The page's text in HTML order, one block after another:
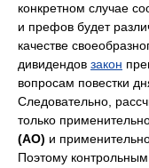
конкретном случае
и префов будет
качестве
дивидендов закон
вопросам повестки
Следовательно,
только
(АО) и
Поэтому